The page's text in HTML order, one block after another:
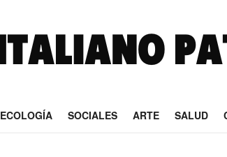
ECOLOGÍA SOCIALES ARTE SALUD